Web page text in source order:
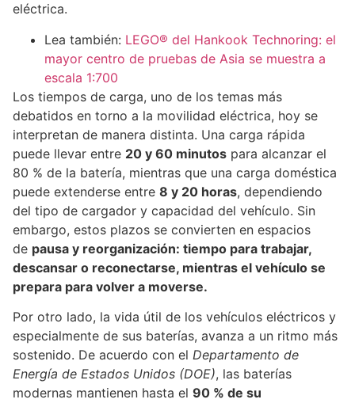
eléctrica.
Lea también: LEGO® del Hankook Technoring: el
mayor centro de pruebas de Asia se muestra a
escala 1:700
Los tiempos de carga, uno de los temas más
debatidos en torno a la movilidad eléctrica, hoy se
interpretan de manera distinta. Una carga rápida
puede llevar entre 20 y 60 minutos para alcanzar el
80 % de la batería, mientras que una carga doméstica
puede extenderse entre 8 y 20 horas, dependiendo
del tipo de cargador y capacidad del vehículo. Sin
embargo, estos plazos se convierten en espacios
de pausa y reorganización: tiempo para trabajar,
descansar o reconectarse, mientras el vehículo se
prepara para volver a moverse.
Por otro lado, la vida útil de los vehículos eléctricos y
especialmente de sus baterías, avanza a un ritmo más
sostenido. De acuerdo con el Departamento de
Energía de Estados Unidos (DOE), las baterías
modernas mantienen hasta el 90 % de su